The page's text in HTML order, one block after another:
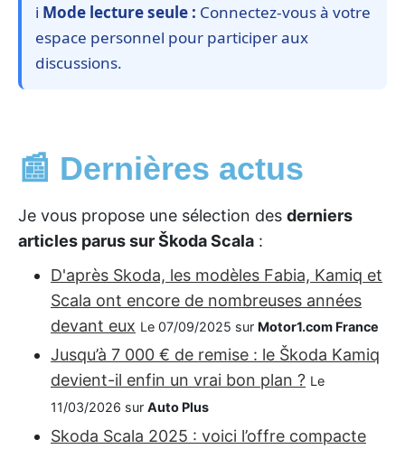
ℹ️ Mode lecture seule : Connectez-vous à votre
espace personnel pour participer aux
discussions.
📰 Dernières actus
Je vous propose une sélection des derniers
articles parus sur Škoda Scala :
D'après Skoda, les modèles Fabia, Kamiq et
Scala ont encore de nombreuses années
devant eux Le 07/09/2025 sur Motor1.com France
Jusqu’à 7 000 € de remise : le Škoda Kamiq
devient-il enfin un vrai bon plan ? Le
11/03/2026 sur Auto Plus
Skoda Scala 2025 : voici l’offre compacte